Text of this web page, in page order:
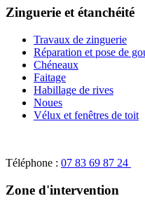
Zinguerie et étanchéité
Travaux de zinguerie
Réparation et pose de
Chéneaux
Faitage
Habillage de rives
Noues
Vélux et fenêtres de toit
Téléphone : 07 83 69 87 24
Zone d'intervention